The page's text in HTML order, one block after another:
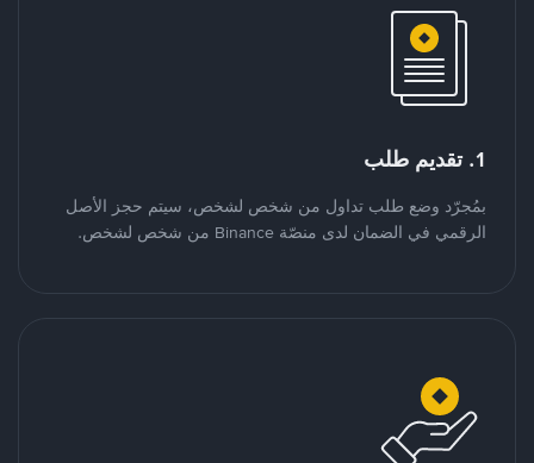
1. تقديم طلب
بمُجرّد وضع طلب تداول من شخص لشخص، سيتم حجز الأصل
الرقمي في الضمان لدى منصّة Binance من شخص لشخص.